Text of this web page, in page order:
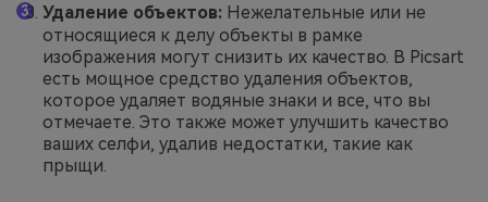
Удаление объектов: Нежелательные или не
относящиеся к делу объекты в рамке
изображения могут снизить их качество. В Picsart
есть мощное средство удаления объектов,
которое удаляет водяные знаки и все, что вы
отмечаете. Это также может улучшить качество
ваших селфи, удалив недостатки, такие как
прыщи.